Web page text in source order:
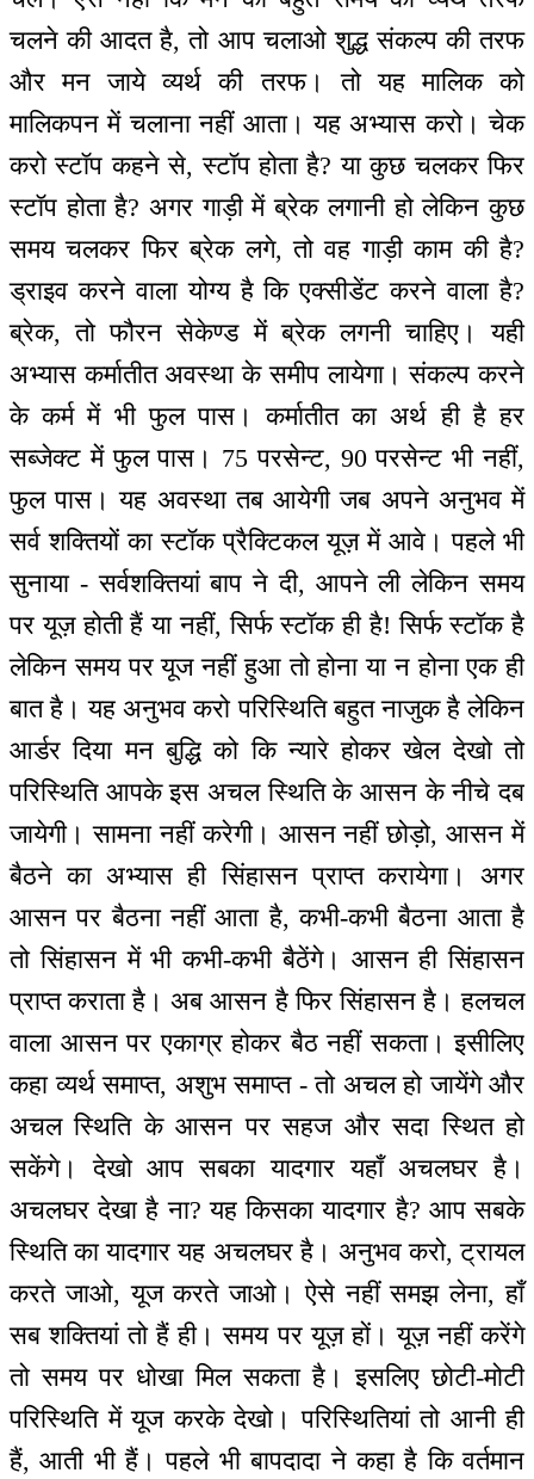
चलने की आदत है, तो आप चलाओ शुद्ध संकल्प की तरफ
और मन जाये व्यर्थ की तरफ। तो यह मालिक को
मालिकपन में चलाना नहीं आता। यह अभ्यास करो। चेक
करो स्टॉप कहने से, स्टॉप होता है? या कुछ चलकर फिर
स्टॉप होता है? अगर गाड़ी में ब्रेक लगानी हो लेकिन कुछ
समय चलकर फिर ब्रेक लगे, तो वह गाड़ी काम की है?
ड्राइव करने वाला योग्य है कि एक्सीडेंट करने वाला है?
ब्रेक, तो फौरन सेकेण्ड में ब्रेक लगनी चाहिए। यही
अभ्यास कर्मातीत अवस्था के समीप लायेगा। संकल्प करने
के कर्म में भी फुल पास। कर्मातीत का अर्थ ही है हर
सब्जेक्ट में फुल पास। 75 परसेन्ट, 90 परसेन्ट भी नहीं,
फुल पास। यह अवस्था तब आयेगी जब अपने अनुभव में
सर्व शक्तियों का स्टॉक प्रैक्टिकल यूज़ में आवे। पहले भी
सुनाया - सर्वशक्तियां बाप ने दी, आपने ली लेकिन समय
पर यूज़ होती हैं या नहीं, सिर्फ स्टॉक ही है! सिर्फ स्टॉक है
लेकिन समय पर यूज नहीं हुआ तो होना या न होना एक ही
बात है। यह अनुभव करो परिस्थिति बहुत नाजुक है लेकिन
आर्डर दिया मन बुद्धि को कि न्यारे होकर खेल देखो तो
परिस्थिति आपके इस अचल स्थिति के आसन के नीचे दब
जायेगी। सामना नहीं करेगी। आसन नहीं छोड़ो, आसन में
बैठने का अभ्यास ही सिंहासन प्राप्त करायेगा। अगर
आसन पर बैठना नहीं आता है, कभी-कभी बैठना आता है
तो सिंहासन में भी कभी-कभी बैठेंगे। आसन ही सिंहासन
प्राप्त कराता है। अब आसन है फिर सिंहासन है। हलचल
वाला आसन पर एकाग्र होकर बैठ नहीं सकता। इसीलिए
कहा व्यर्थ समाप्त, अशुभ समाप्त - तो अचल हो जायेंगे और
अचल स्थिति के आसन पर सहज और सदा स्थित हो
सकेंगे। देखो आप सबका यादगार यहाँ अचलघर है।
अचलघर देखा है ना? यह किसका यादगार है? आप सबके
स्थिति का यादगार यह अचलघर है। अनुभव करो, ट्रायल
करते जाओ, यूज करते जाओ। ऐसे नहीं समझ लेना, हाँ
सब शक्तियां तो हैं ही। समय पर यूज़ हों। यूज़ नहीं करेंगे
तो समय पर धोखा मिल सकता है। इसलिए छोटी-मोटी
परिस्थिति में यूज करके देखो। परिस्थितियां तो आनी ही
हैं, आती भी हैं। पहले भी बापदादा ने कहा है कि वर्तमान